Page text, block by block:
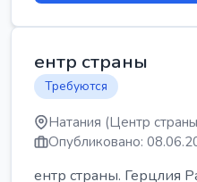
ентр страны
Требуются
Натания (Центр
Опубликовано:
ентр страны. Герцлия